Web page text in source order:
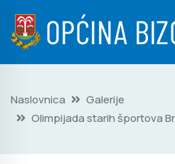
Naslovnica
Galerije
Olimpijada starih športova